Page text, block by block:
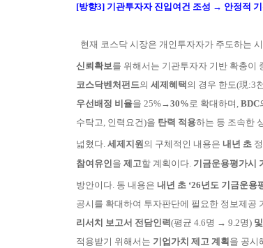
[방향3]기관투자자 진입여건 조성 → 안정적
현재 코스닥 시장은 개인투자자가 주도하는
신뢰확보를 위해서는 기관투자자 기반 확충이
코스닥벤처펀드의 세제혜택 의 경우 한도(現:3
우선배 정 비 율을 25%→30%로 확대하며, BDC
수탁고, 인력요건)을 탄력 적용하는 등 조속한
넓혔다. 세제지원 의 구체적인 내용은 내년 초
참여유인을 제고할 계획이다. 기금운용평가시
방안이다. 동 내용은 내년 초‘26년도 기금운용
공시를 확대하여 투자판단에 필요한 정보제 공
리서치 보고서 전 담인력 (평균 4.6명 → 9.2명)
적용받기 위해서는 기업가치 제고 계획 을 공시